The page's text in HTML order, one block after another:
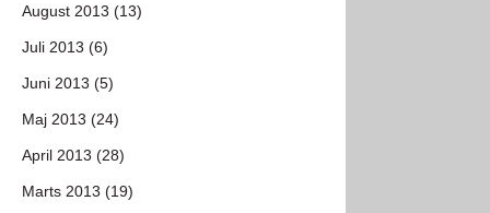
August 2013 (13)
Juli 2013 (6)
Juni 2013 (5)
Maj 2013 (24)
April 2013 (28)
Marts 2013 (19)